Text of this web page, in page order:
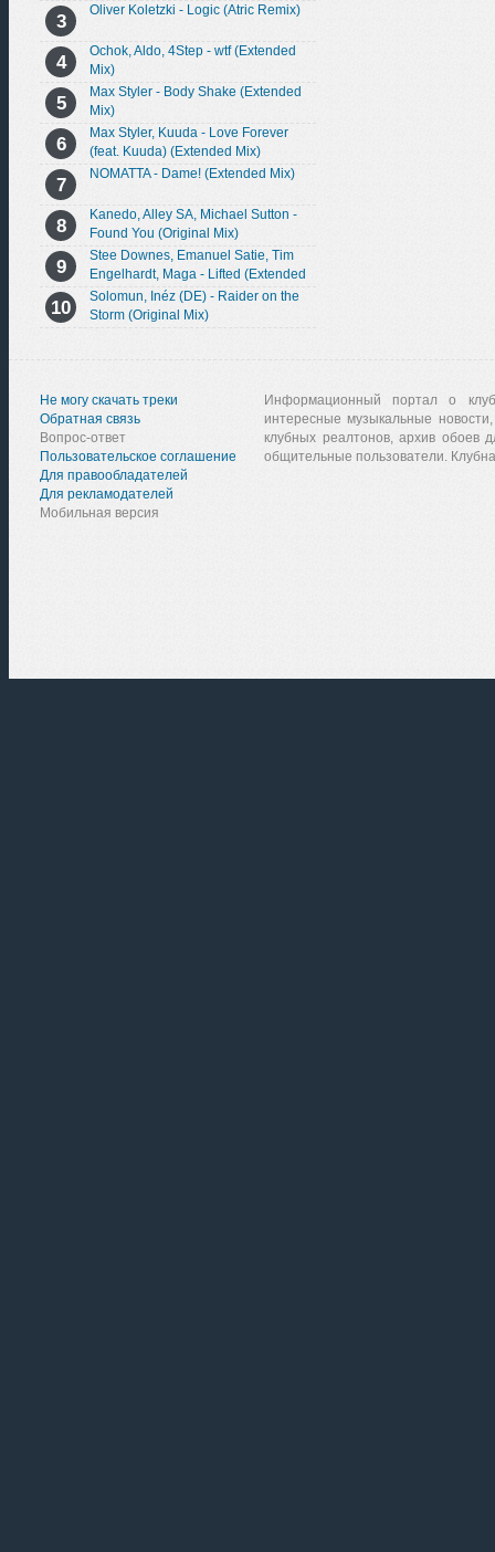
Oliver Koletzki - Logic (Atric Remix)
Ochok, Aldo, 4Step - wtf (Extended
Mix)
Max Styler - Body Shake (Extended
Mix)
Max Styler, Kuuda - Love Forever
(feat. Kuuda) (Extended Mix)
NOMATTA - Dame! (Extended Mix)
Kanedo, Alley SA, Michael Sutton -
Found You (Original Mix)
Stee Downes, Emanuel Satie, Tim
Engelhardt, Maga - Lifted (Extended
Mix)
Solomun, Inéz (DE) - Raider on the
Storm (Original Mix)
Не могу скачать треки
Обратная связь
Вопрос-ответ
Пользовательское соглашение
Для правообладателей
Для рекламодателей
Мобильная версия
Информационный портал о
интересные музыкальные
клубных реалтонов, архив обоев
общительные пользователи.